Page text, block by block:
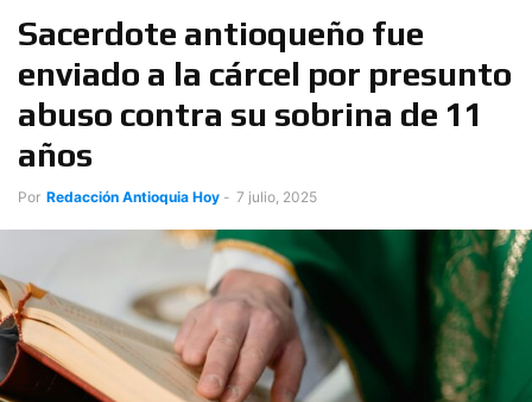
Sacerdote antioqueño fue
enviado a la cárcel por presunto
abuso contra su sobrina de 11
años
Por Redacción Antioquia Hoy - 7 julio, 2025